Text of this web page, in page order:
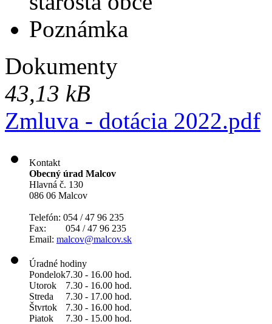
Poznámka
Dokumenty
43,13 kB
Zmluva - dotácia 2022.pdf
Kontakt
Obecný úrad Malcov
Hlavná č. 130
086 06 Malcov
Telefón: 054 / 47 96 235
Fax: 054 / 47 96 235
Email: malcov@malcov.sk
Úradné hodiny
Pondelok7.30 - 16.00 hod.
Utorok
7.30 - 16.00 hod.
Streda
7.30 - 17.00 hod.
Štvrtok
7.30 - 16.00 hod.
Piatok
7.30 - 15.00 hod.